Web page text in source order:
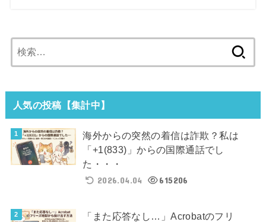
索:
人気の投稿【集計中】
海外からの突然の着信は詐欺？私は
「+1(833)」からの国際通話でし
た・・・
2026.04.04
615206
「また応答なし…」Acrobatのフリ